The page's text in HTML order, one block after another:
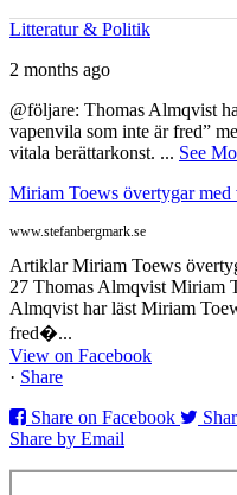
Litteratur & Politik
2 months ago
@följare: Thomas Almqvist
vapenvila som inte är fred”
vitala berättarkonst. ... See
Miriam Toews övertygar med
www.stefanbergmark.se
Artiklar Miriam Toews
27 Thomas Almqvist Miriam
Almqvist har läst Miriam
fred�...
View on Facebook
· Share
Share on Facebook
Share by Email